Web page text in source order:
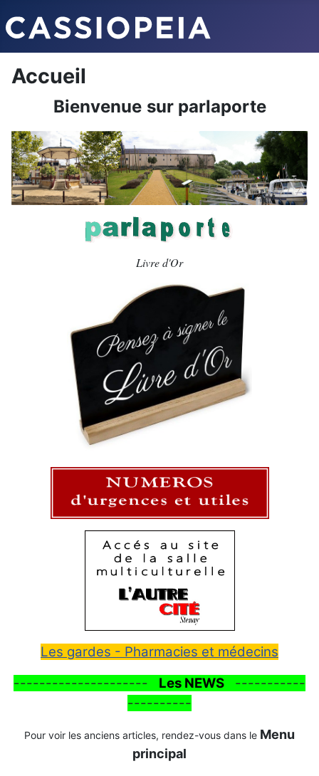
Accueil
Bienvenue sur parlaporte
Livre d'Or
Les gardes - Pharmacies et médecins
--------------------- Les NEWS -----------
----------
Pour voir les anciens articles, rendez-vous dans le Menu
principal